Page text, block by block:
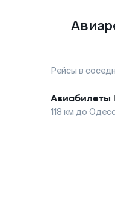
Рейсы в
Авиабилеты
118 км до